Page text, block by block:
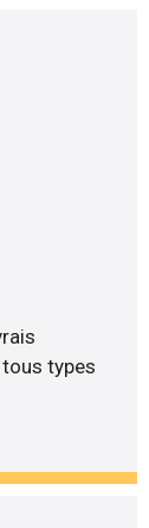
types